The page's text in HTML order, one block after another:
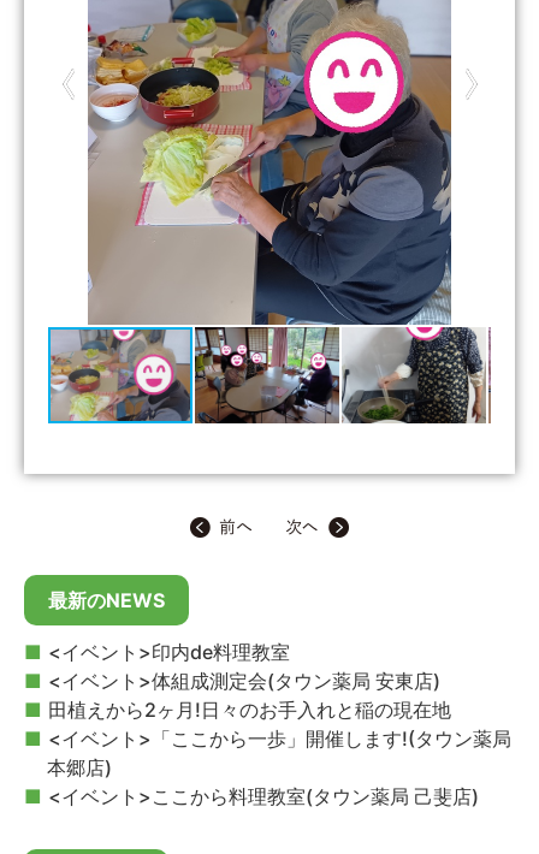
最新のNEWS
<イベント>印内de料理教室
<イベント>体組成測定会(タウン薬局 安東店)
田植えから2ヶ月!日々のお手入れと稲の現在地
<イベント>「ここから一歩」開催します!(タウン薬局
本郷店)
<イベント>ここから料理教室(タウン薬局 己斐店)